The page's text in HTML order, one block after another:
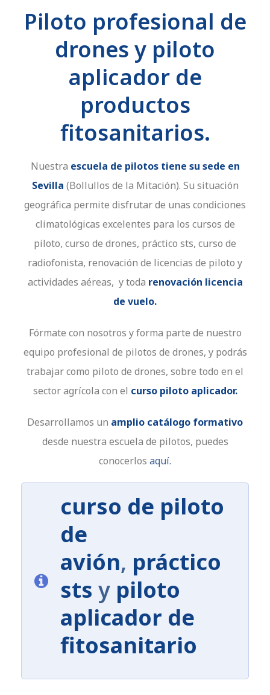
Piloto profesional de
drones y piloto
aplicador de
productos
fitosanitarios.
Nuestra escuela de pilotos tiene su sede en
Sevilla (Bollullos de la Mitación). Su situación
geográfica permite disfrutar de unas condiciones
climatológicas excelentes para los cursos de
piloto, curso de drones, práctico sts, curso de
radiofonista, renovación de licencias de piloto y
actividades aéreas, y toda renovación licencia
de vuelo.
Fórmate con nosotros y forma parte de nuestro
equipo profesional de pilotos de drones, y podrás
trabajar como piloto de drones, sobre todo en el
sector agrícola con el curso piloto aplicador.
Desarrollamos un amplio catálogo formativo
desde nuestra escuela de pilotos, puedes
conocerlos aquí.
curso de piloto
de
avión, práctico
sts y piloto
aplicador de
fitosanitario